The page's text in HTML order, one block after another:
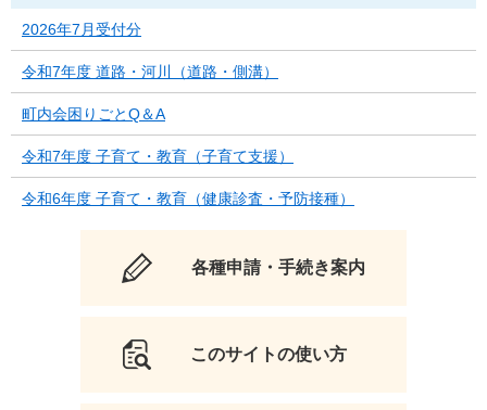
2026年7月受付分
令和7年度 道路・河川（道路・側溝）
町内会困りごとQ＆A
令和7年度 子育て・教育（子育て支援）
令和6年度 子育て・教育（健康診査・予防接種）
各種申請・手続き案内
このサイトの使い方